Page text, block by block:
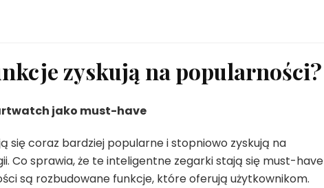
zyskują na popularności?
jako must-have
się coraz bardziej popularne i stopniowo zyskują na
Co sprawia, że te inteligentne zegarki stają się must-have
są rozbudowane funkcje, które oferują użytkownikom.